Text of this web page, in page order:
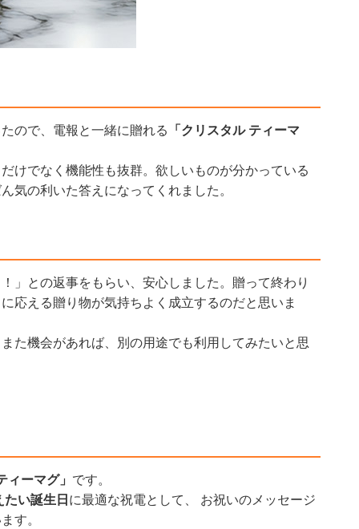
ので、電報と一緒に贈れる
「クリスタル ティーマ
けでなく機能性も抜群。欲しいものが分かっている
気の利いた答えになってくれました。
」との返事をもらい、安心しました。贈って終わり
える贈り物が気持ちよく成立するのだと思いま
た機会があれば、別の用途でも利用してみたいと思
ィーマグ」 です。
い誕生日 に最適な祝電として、 お祝いのメッセージ
す。